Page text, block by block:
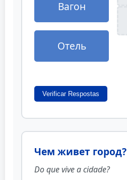
Вагон
Отель
Verificar Respostas
Чем живет город?
Do que vive a cidade?